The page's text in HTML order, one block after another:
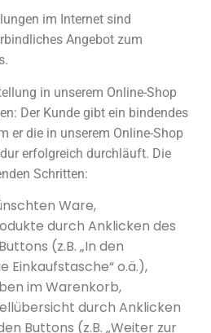
im Internet sind
Angebot zum
in unserem Online-Shop
Der Kunde gibt ein bindendes
er die in unserem Online-Shop
erfolgreich durchläuft. Die
Schritten:
Ware,
durch Anklicken des
(z.B. „In den
Einkaufstasche“ o.ä.),
im Warenkorb,
durch Anklicken
Buttons (z.B. „Weiter zur